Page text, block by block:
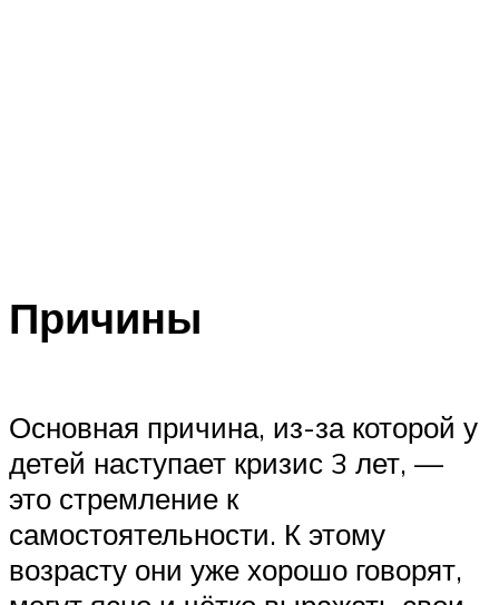
Причины
Основная причина, из-за которой у
детей наступает кризис 3 лет, —
это стремление к
самостоятельности. К этому
возрасту они уже хорошо говорят,